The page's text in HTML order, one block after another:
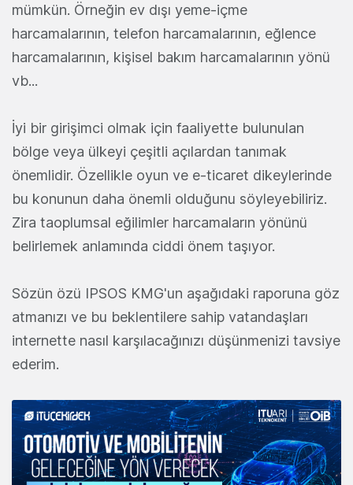
mümkün. Örneğin ev dışı yeme-içme
harcamalarının, telefon harcamalarının, eğlence
harcamalarının, kişisel bakım harcamalarının yönü
vb...
İyi bir girişimci olmak için faaliyette bulunulan
bölge veya ülkeyi çeşitli açılardan tanımak
önemlidir. Özellikle oyun ve e-ticaret dikeylerinde
bu konunun daha önemli olduğunu söyleyebiliriz.
Zira taoplumsal eğilimler harcamaların yönünü
belirlemek anlamında ciddi önem taşıyor.
Sözün özü IPSOS KMG'un aşağıdaki raporuna göz
atmanızı ve bu beklentilere sahip vatandaşları
internette nasıl karşılacağınızı düşünmenizi tavsiye
ederim.